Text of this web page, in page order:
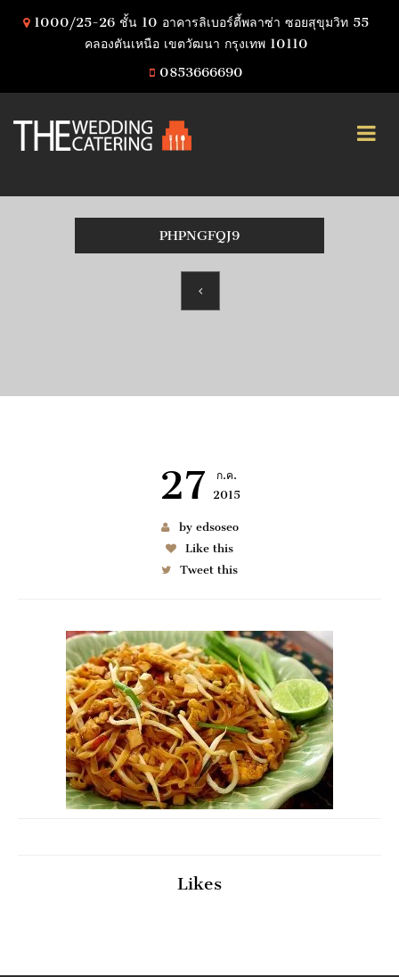
1000/25-26 ชั้น 10 อาคารลิเบอร์ตี้พลาซ่า ซอยสุขุมวิท 55
คลองตันเหนือ เขตวัฒนา กรุงเทพ 10110
0853666690
PHPNGFQJ9
27
ก.ค.
2015
by edsoseo
Like this
Tweet this
Likes